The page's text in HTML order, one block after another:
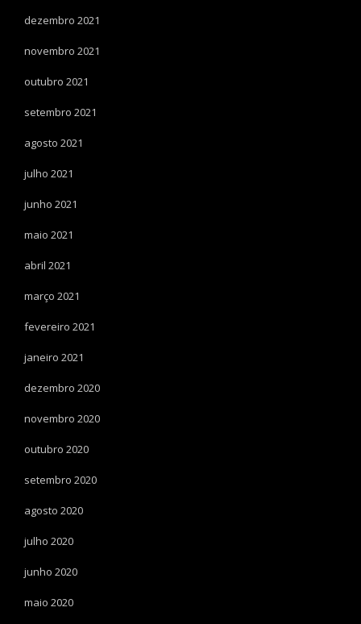
dezembro 2021
novembro 2021
outubro 2021
setembro 2021
agosto 2021
julho 2021
junho 2021
maio 2021
abril 2021
março 2021
fevereiro 2021
janeiro 2021
dezembro 2020
novembro 2020
outubro 2020
setembro 2020
agosto 2020
julho 2020
junho 2020
maio 2020